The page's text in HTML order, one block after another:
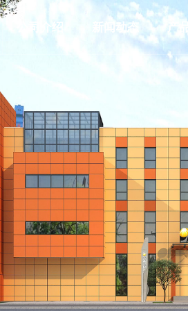
公司介绍 新闻动态 产